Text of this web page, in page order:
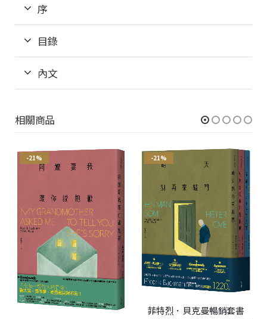
序
目錄
內文
相關商品
-21% -21%
菲特烈．貝克曼暢銷套書